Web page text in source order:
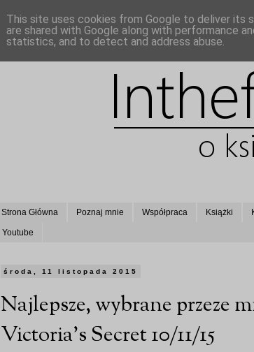
Strona Główna Poznaj mnie Współpraca Książki
Youtube
środa, 11 listopada 2015
Najlepsze, wybrane przeze
Victoria's Secret 10/11/15
This site uses cookies from Google to deliver its
are shared with Google along with performance
statistics, and to detect and address abuse.